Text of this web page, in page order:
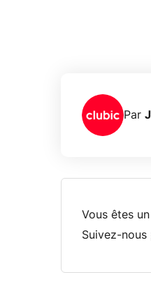
Par
Vous êtes
Suivez-